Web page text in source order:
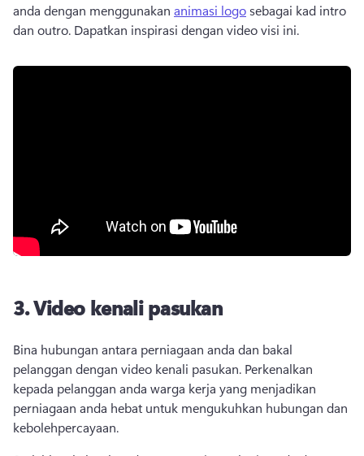
anda dengan menggunakan animasi logo sebagai kad intro
dan outro. Dapatkan inspirasi dengan video visi ini.
3.Video kenali pasukan
Bina hubungan antara perniagaan anda dan bakal
pelanggan dengan video kenali pasukan. Perkenalkan
kepada pelanggan anda warga kerja yang menjadikan
perniagaan anda hebat untuk mengukuhkan hubungan dan
kebolehpercayaan.